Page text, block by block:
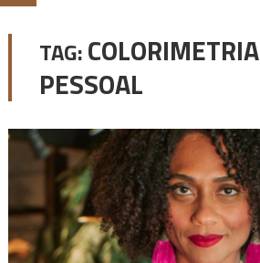
TAG:COLORIMETRIA
PESSOAL